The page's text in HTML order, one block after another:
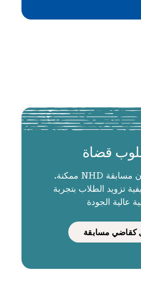
قضاة
الحكام يجعلون مسابقة NHD ممكنة.
تزويد الطلاب بتجربة
عالية الجودة
مسابقة